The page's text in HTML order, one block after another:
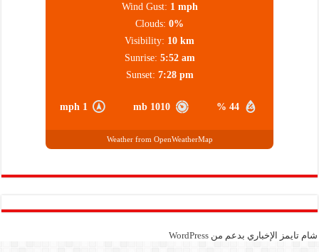
44 %
1010 mb
1 mph
Wind Gust: 1 mph
Clouds: 0%
Visibility: 10 km
Sunrise: 5:52 am
Sunset: 7:28 pm
Weather from OpenWeatherMap
شام تايمز الإخباري بدعم منWordPress